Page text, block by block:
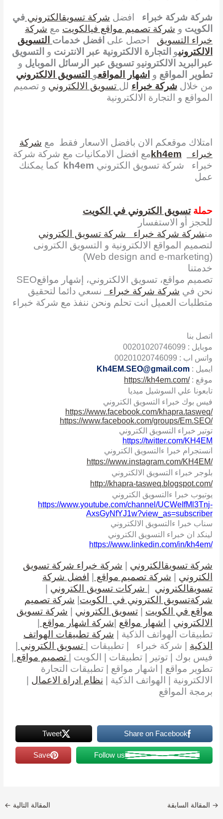
شركة شركة خبراء افضل شركة تسويقالكترونيفي
الكويت و شركة تصميم مواقع فيالكويت مع شركة
خبراء التسويق احصل على افضل خدمات التسويق
الالكترونيو التجارة الالكترونية عبر الانترنت و التسويق
عبرالبريد الالكترونيوتسويق عبر الرسائل الموبايل و
تطوير المواقع و اشهار المواقعو التسويق الالكتروني
من خلال شركة خبراء لل تسويق الالكتروني و تصميم
المواقع و التجارة الالكترونية
امتلاك موقعكم الان بافضل الاسعار فقط مع شركة
خبراء
kh4emمع افضل الامكانيات مع شركة شركة
خبراء
شركة تسويق الكتروني kh4em كما يمكنك
عمل
حملةتسويق الكتروني في الكويت
للحجز أو الاستفسار
منشركة شركة خبراء
شركة تسويق الكتروني
لتصميم المواقع الالكترونية و التسويق الكترونى
(
Web design and e-marketing
)
خدمتنا
تصميم مواقع، تسويق الالكتروني، إشهار مواقعSEO
نحن في شركة شركة خبراء
نسعي دائما لتحقيق
متطلبات العميل انت تحلم ونحن ننفذ مع شركة خبراء
اتصل بنا
موبايل : 00201020746099
واتس اب : 00201020746099
ايميل :Kh4EM.SEO@gmail.com
موقع :https://kh4em.com/
تابعونا علي السوشيل ميديا
فيس بوك خبراء التسويق الكتروني
https://www.facebook.com/khapra.tasweq/
https://www.facebook.com/groups/Em.SEO/
توتير خبراء التسويق الكتروني
https://twitter.com/KH4EM
انستجرام خبرا ءالتسويق الكتروني
https://www.instagram.com/KH4EM/
بلوجر خبراء التسويق الالكتروني
http://khapra-tasweq.blogspot.com/
يوتيوب خبرا ءالتسويق الكتروني
https://www.youtube.com/channel/UCWeIfMl3Tnj-
AxsGyNfYJ1w?view_as=subscriber
سناب خبرا ءالتسويق الالكتروني
لينكد ان خبراء التسويق الكتروني
https://www.linkedin.com/in/kh4em/
شركة تسويقالكتروني | شركة خبراء شركة تسويق
الكتروني | شركة تصميم مواقع | افضل شركة
تسويقالكتروني | شركات تسويق الكتروني |
شركةتسويق الكتروني في الكويت| شركة تصميم
مواقع في الكويت |تسويق الكتروني | شركة تسويق
الالكتروني | اشهار مواقع |شركة اشهار مواقع |
تطبيقات الهواتف الذكية | شركة تطبيقات الهواتف
الذكية | شركة خبراء | تطبيقات | تسويق الكتروني |
فيس بوك | توتير | تطبيقات | الكويت | تصميم مواقع |
تطوير مواقع | اشهار مواقع | تطبيقات التجارة
الالكترونية | الهواتف الذكية | نظام ادراة الاعمال |
برمجة المواقع
Share on Facebook
Tweet
Follow us
Save
→ المقالة السابقة المقالة التالية ←